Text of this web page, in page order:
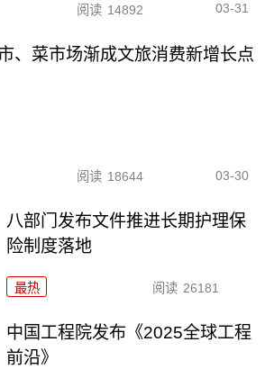
阅读 14892 03-31
、菜市场渐成文旅消费新增长点
阅读 18644 03-30
八部门发布文件推进长期护理保
险制度落地
最热 阅读 26181
中国工程院发布《2025全球工程
前沿》